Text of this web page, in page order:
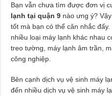
Bạn vẫn chưa tìm được đơn vị
lạnh tại quận 9 nào ưng ý?
tốt mà bạn có thể cân nhắc
nhiều loại máy lạnh khác nhau
treo tường, máy lạnh âm trần,
công nghiệp.
Bên cạnh dịch vụ vệ sinh máy
đến nhiều dịch vụ vệ sinh máy